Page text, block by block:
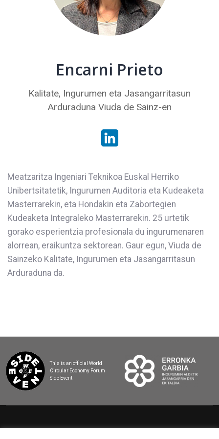
Encarni Prieto
Kalitate, Ingurumen eta Jasangarritasun
Arduraduna Viuda de Sainz-en
Meatzaritza Ingeniari Teknikoa Euskal Herriko
Unibertsitatetik, Ingurumen Auditoria eta Kudeaketa
Masterrarekin, eta Hondakin eta Zabortegien
Kudeaketa Integraleko Masterrarekin. 25 urtetik
gorako esperientzia profesionala du ingurumenaren
alorrean, eraikuntza sektorean. Gaur egun, Viuda de
Sainzeko Kalitate, Ingurumen eta Jasangarritasun
Arduraduna da.
This is an official World
Circular Economy Forum
Side Event